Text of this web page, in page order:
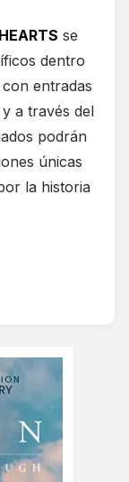
se
dentro
entradas
a través del
podrán
únicas
la historia